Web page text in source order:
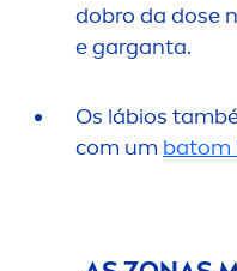
dobro da dose
e garganta.
Os lábios
com um batom